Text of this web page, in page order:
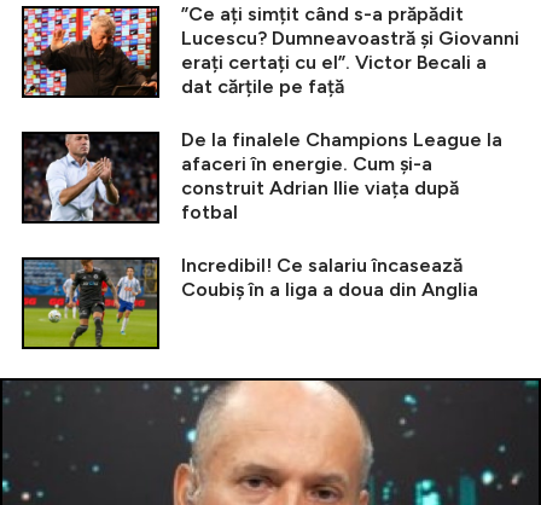
”Ce ați simțit când s-a prăpădit
Lucescu? Dumneavoastră și Giovanni
erați certați cu el”. Victor Becali a
dat cărțile pe față
De la finalele Champions League la
afaceri în energie. Cum și-a
construit Adrian Ilie viața după
fotbal
Incredibil! Ce salariu încasează
Coubiș în a liga a doua din Anglia